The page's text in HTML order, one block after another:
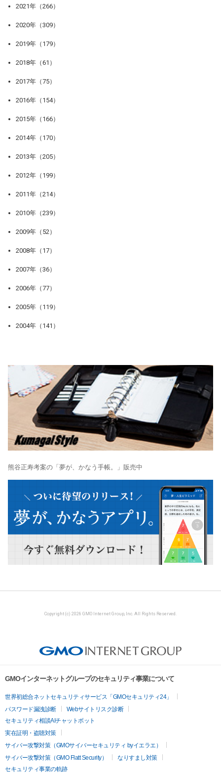
2021年（266）
2020年（309）
2019年（179）
2018年（61）
2017年（75）
2016年（154）
2015年（166）
2014年（170）
2013年（205）
2012年（199）
2011年（214）
2010年（239）
2009年（52）
2008年（17）
2007年（36）
2006年（77）
2005年（119）
2004年（141）
熊谷正寿考案の「夢が、かなう手帳。」販売中
Copyright (c) 2026 GMO Internet Group, Inc. All Rights Reserved.
GMOインターネットグループのセキュリティ事業について
世界初総合ネットセキュリティサービス「GMOセキュリティ24」
パスワード漏洩診断
Webサイトリスク診断
セキュリティ相談AIチャットボット
実在証明・盗聴対策
サイバー攻撃対策（GMOサイバーセキュリティ byイエラエ）
サイバー攻撃対策（GMO Flatt Security）
なりすまし対策
セキュリティ事業の軌跡